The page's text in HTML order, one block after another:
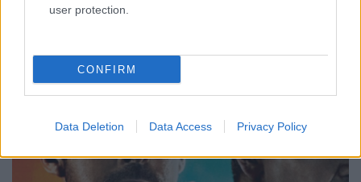
user protection.
CONFIRM
Data Deletion Data Access Privacy Policy